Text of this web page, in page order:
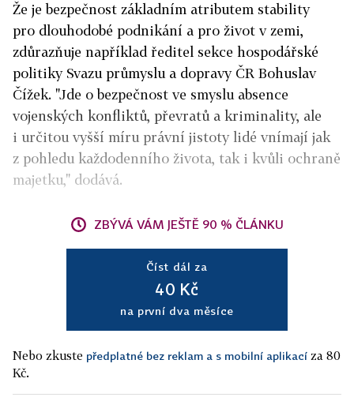
Že je bezpečnost základním atributem stability
pro dlouhodobé podnikání a pro život v zemi,
zdůrazňuje například ředitel sekce hospodářské
politiky Svazu průmyslu a dopravy ČR Bohuslav
Čížek. "Jde o bezpečnost ve smyslu absence
vojenských konfliktů, převratů a kriminality, ale
i určitou vyšší míru právní jistoty lidé vnímají jak
z pohledu každodenního života, tak i kvůli ochraně
majetku," dodává.
ZBÝVÁ VÁM JEŠTĚ 90 % ČLÁNKU
Číst dál za
40 Kč
na první dva měsíce
Nebo zkuste předplatné bez reklam a s mobilní aplikací za 80
Kč.